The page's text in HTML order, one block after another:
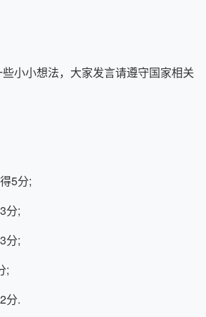
小小想法，大家发言请遵守国家相关
5分;
分;
分;
;
分.